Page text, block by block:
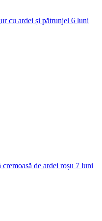
cu ardei și pătrunjel 6 luni
cremoasă de ardei roșu 7 luni